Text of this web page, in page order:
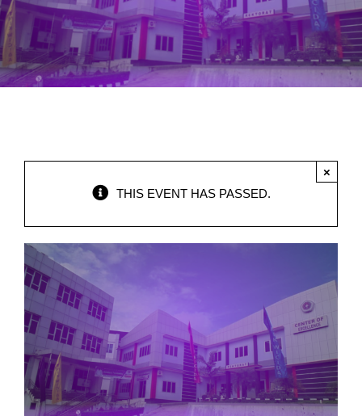
Tentang
Akademik
THIS EVENT HAS PASSED.
×